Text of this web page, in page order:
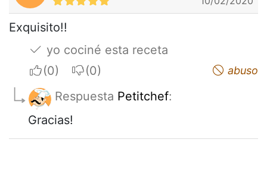
Exquisito!!
yo cociné esta receta
I apreciateI do not appreciate abuso
Respuesta Petitchef:
Gracias!